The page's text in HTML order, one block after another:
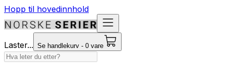
Hopp til hovedinnhold
Laster... Se handlekurv - 0 vare